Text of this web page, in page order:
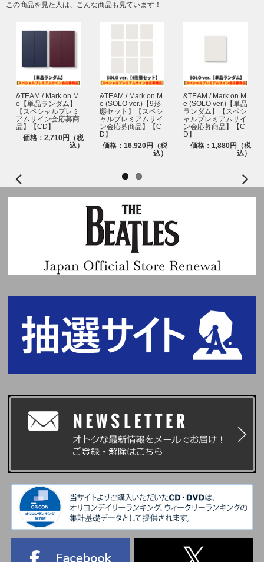
https://www.universal-music.co.jp/andteam/news/2025-10-24/
対象ストアでのご予約、ご購入と同時に自動エントリーとなるため、chord
https://cdefgah.net/
chordエンコード(本イベント用当落結果ご確認ページ)にログインする際
は、ご購入時に対象ストアで登録された「メールアドレス」および「電話番
号(ハイフンなし)」の入力が必要です。
※エンコードへのアクセス用URLは当落メール上にてご案内いたします。
※chordはスマートフォン・タブレット・PCそれぞれからご利用いただけま
す。
※chordエンコード(本イベント用当落結果ご確認ページ)へは当落発表日時
よりログイン可能になります。
※必ずお一人様につき、1つのメールアドレスをご使用ください。複数の方
す。また、chordエンコードへのログインもできなくなりますので、ご注意
ください。
※同様に必ずお一人様につき、1つのスマートフォン・タブレット(一部機種
を除く)をご使用ください。
※当選確率は、応募対象商品のご予約、ご購入順とは関係ございません。
※いかなる場合も、当落についてはお問い合わせいただいてもお答えいたし
かねます。あらかじめご了承ください。
■当落発表
当落発表は応募期間内にハイタッチ会応募商品をご購入いただいたお客様を
選をご確認いただけます。
※当選メールは、イベント終了時まで大切に保管してください。
※当落メールの配信は目安時間になり、前後する可能性がございます。
■イベント当日に必要なもの
けるスマートフォン(タブレット含む)が必要となります。
※スマートフォン・タブレット(一部機種を除く)をお持ちでない方はイベン
トへご参加いただけません。あらかじめ、ご了承ください。
集合時間が記載された『パスコード(chord発行電子チケット)』は、＜イベ
ント前日19:00頃目安＞にてchordよりメールにてご案内いたします。
イベント当日は、当選者受付にてご本人確認を行います。
1、『パスコード(chord発行電子チケット)』
2、『公的機関が発行した顔写真付きの指定身分証明書』(写真・コピー・期
限切れ不可)
をご持参の上、各自記載された集合時間にお集まりください。
詳しくは、下記URLご本人確認詳細および注意事項にてご確認ください。
https://www.universal-music.co.jp/andteam/honnin-kakunin/
※上記2点をお持ちでない方は、いかなる理由があってもご参加いただけま
この商品を見た人は、こんな商品も見ています！
&TEAM / Mark on M
e【単品ランダム】
【スペシャルプレミ
アムサイン会応募商
品】【CD】
価格：2,710円（税
込）
&TEAM / Mark on M
e (SOLO ver.)【9形
態セット】【スペシ
ャルプレミアムサイ
ン会応募商品】【C
D】
価格：16,920円（税
込）
&TEAM / Mark on M
e (SOLO ver.)【単品
ランダム】【スペシ
ャルプレミアムサイ
ン会応募商品】【C
D】
価格：1,880円（税
込）